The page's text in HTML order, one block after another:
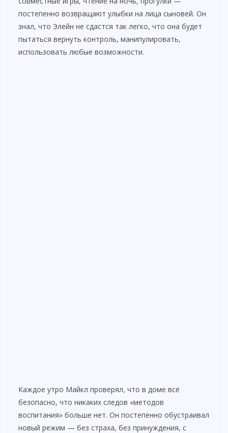
постепенно возвращают улыбки на лица сыновей. Он
знал, что Элейн не сдастся так легко, что она будет
пытаться вернуть контроль, манипулировать,
использовать любые возможности.
Каждое утро Майкл проверял, что в доме всё
безопасно, что никаких следов «методов
воспитания» больше нет. Он постепенно обустраивал
новый режим — без страха, без принуждения, с